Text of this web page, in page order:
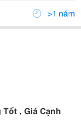
Laoi5 Áo Thun Alpha Đã Nhận Làm: + Áo Thun Đồng>1 năm
, Giá Cạnh